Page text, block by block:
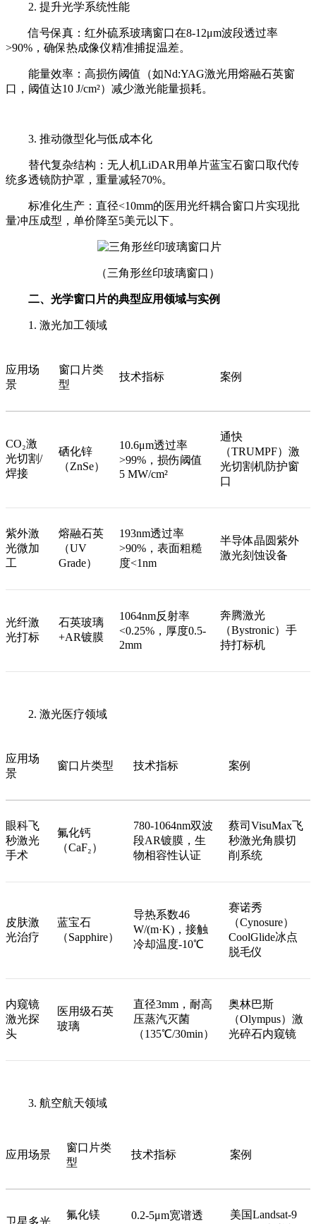
2. 提升光学系统性能
信号保真：红外硫系玻璃窗口在8-12μm波段透过率
>90%，确保热成像仪精准捕捉温差。
能量效率：高损伤阈值（如Nd:YAG激光用熔融石英窗
口，阈值达10 J/cm²）减少激光能量损耗。
3. 推动微型化与低成本化
替代复杂结构：无人机LiDAR用单片蓝宝石窗口取代传
统多透镜防护罩，重量减轻70%。
标准化生产：直径<10mm的医用光纤耦合窗口片实现批
量冲压成型，单价降至5美元以下。
（三角形丝印玻璃窗口）
二、光学窗口片的典型应用领域与实例
1. 激光加工领域
应用场
景
窗口片类
型
技术指标 案例
CO₂激
光切割/
焊接
硒化锌
（ZnSe）
10.6μm透过率
>99%，损伤阈值
5 MW/cm²
通快
（TRUMPF）激
光切割机防护窗
口
紫外激
光微加
工
熔融石英
（UV
Grade）
193nm透过率
>90%，表面粗糙
度<1nm
半导体晶圆紫外
激光刻蚀设备
光纤激
光打标
石英玻璃
+AR镀膜
1064nm反射率
<0.25%，厚度0.5-
2mm
奔腾激光
（Bystronic）手
持打标机
2. 激光医疗领域
应用场
景
窗口片类型 技术指标 案例
眼科飞
秒激光
手术
氟化钙
（CaF₂）
780-1064nm双波
段AR镀膜，生
物相容性认证
蔡司VisuMax飞
秒激光角膜切
削系统
皮肤激
光治疗
蓝宝石
（Sapphire）
导热系数46
W/(m·K)，接触
冷却温度-10℃
赛诺秀
（Cynosure）
CoolGlide冰点
脱毛仪
内窥镜
激光探
头
医用级石英
玻璃
直径3mm，耐高
压蒸汽灭菌
（135℃/30min）
奥林巴斯
（Olympus）激
光碎石内窥镜
3. 航空航天领域
应用场景
窗口片类
型
技术指标 案例
氟化镁
0.2-5μm宽谱透
美国Landsat-9